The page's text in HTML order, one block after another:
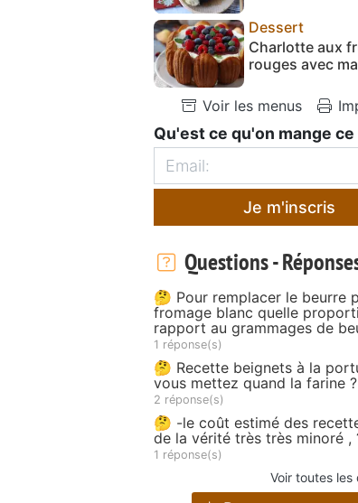
Dessert
Charlotte aux
rouges avec
Voir les menus
Qu'est ce qu'on mange ce
Je m'inscris
Questions -
🤔 Pour remplacer le beurre
fromage blanc quelle
rapport au grammages de
1 réponse(s)
🤔 Recette beignets à la
vous mettez quand la farine ?
2 réponse(s)
🤔 -le coût estimé des
de la vérité très très minoré ,
1 réponse(s)
Voir toutes les